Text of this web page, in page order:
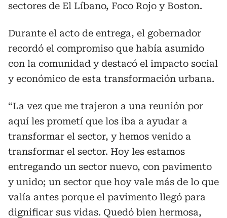
sectores de El Líbano, Foco Rojo y Boston.
Durante el acto de entrega, el gobernador
recordó el compromiso que había asumido
con la comunidad y destacó el impacto social
y económico de esta transformación urbana.
“La vez que me trajeron a una reunión por
aquí les prometí que los iba a ayudar a
transformar el sector, y hemos venido a
transformar el sector. Hoy les estamos
entregando un sector nuevo, con pavimento
y unido; un sector que hoy vale más de lo que
valía antes porque el pavimento llegó para
dignificar sus vidas. Quedó bien hermosa,